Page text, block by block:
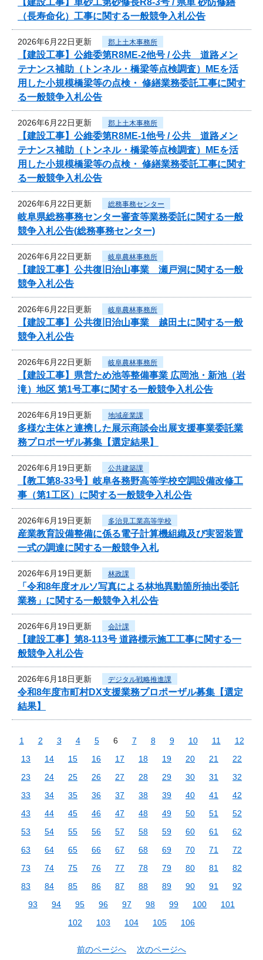
（長寿命化）工事に関する一般競争入札公告
2026年6月22日更新 郡上土木事務所
【建設工事】公維委第R8ME-2他号 / 公共 道路メン
テナンス補助（トンネル・橋梁等点検調査）MEを活
用した小規模橋梁等の点検・ 修繕業務委託工事に関す
る一般競争入札公告
2026年6月22日更新 郡上土木事務所
【建設工事】公維委第R8ME-1他号 / 公共 道路メン
テナンス補助（トンネル・橋梁等点検調査）MEを活
用した小規模橋梁等の点検・ 修繕業務委託工事に関す
る一般競争入札公告
2026年6月22日更新 総務事務センター
岐阜県総務事務センター審査等業務委託に関する一般
競争入札公告(総務事務センター)
2026年6月22日更新 岐阜農林事務所
【建設工事】公共復旧治山事業 瀬戸洞に関する一般
競争入札公告
2026年6月22日更新 岐阜農林事務所
【建設工事】公共復旧治山事業 越田土に関する一般
競争入札公告
2026年6月22日更新 岐阜農林事務所
【建設工事】県営ため池等整備事業 広岡池・新池（岩
滝）地区 第1号工事に関する一般競争入札公告
2026年6月19日更新 地域産業課
多様な主体と連携した展示商談会出展支援事業委託業
務プロポーザル募集【選定結果】
2026年6月19日更新 公共建築課
【教工第8-33号】岐阜各務野高等学校空調設備改修工
事（第1工区）に関する一般競争入札公告
2026年6月19日更新 多治見工業高等学校
産業教育設備整備に係る電子計算機組織及び実習装置
一式の調達に関する一般競争入札
2026年6月19日更新 林政課
「令和8年度オルソ写真による林地異動箇所抽出委託
業務」に関する一般競争入札公告
2026年6月19日更新 会計課
【建設工事】第8-113号 道路標示施工工事に関する一
般競争入札公告
2026年6月18日更新 デジタル戦略推進課
令和8年度市町村DX支援業務プロポーザル募集【選定
結果】
1 2 3 4 5 6 7 8 9 10 11
12
13
14 15 16 17 18 19 20 21
22
23
24 25 26 27 28 29 30 31
32
33
34 35 36 37 38 39 40 41
42
43
44 45 46 47 48 49 50 51
52
53
54 55 56 57 58 59 60 61
62
63
64 65 66 67 68 69 70 71
72
73
74 75 76 77 78 79 80 81
82
83
84 85 86 87 88 89 90 91
92
93
94 95 96 97 98 99 100
101
102
103 104 105 106
前のページへ 次のページへ